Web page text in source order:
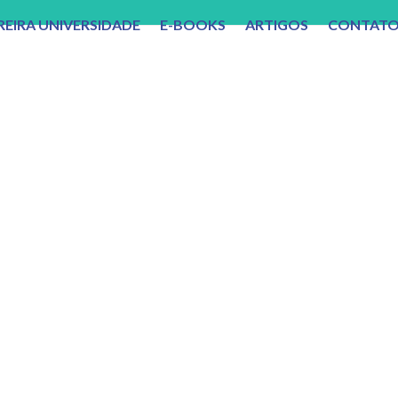
UNIVERSIDADE E-BOOKS ARTIGOS